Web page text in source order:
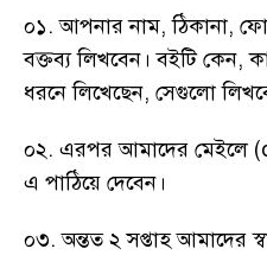
০১. আপনার নাম, ঠিকানা,
বক্তব্য লিখবেন। বইটি কেন,
ধরনে লিখেছেন, সেগুলো
০২. এরপর আমাদের মেইলে
এ পাঠিয়ে দেবেন।
০৩. অন্তত ২ সপ্তাহ আমাদের